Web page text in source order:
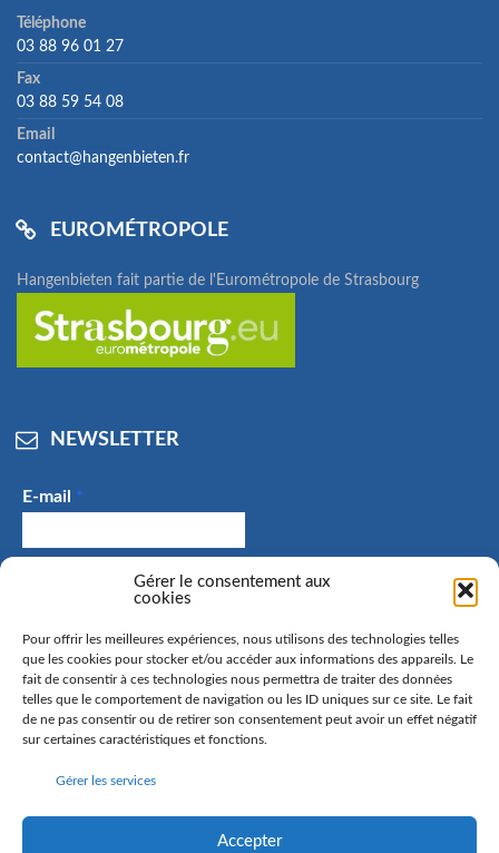
Gérer le consentement aux
cookies
Pour offrir les meilleures expériences, nous utilisons des technologies telles
que les cookies pour stocker et/ou accéder aux informations des appareils. Le
fait de consentir à ces technologies nous permettra de traiter des données
telles que le comportement de navigation ou les ID uniques sur ce site. Le fait
de ne pas consentir ou de retirer son consentement peut avoir un effet négatif
sur certaines caractéristiques et fonctions.
Gérer les services
Accepter
Téléphone
03 88 96 01 27
Fax
03 88 59 54 08
Email
contact@hangenbieten.fr
EUROMÉTROPOLE
Hangenbieten fait partie de l'Eurométropole de Strasbourg
NEWSLETTER
E-mail *
J'accepte de recevoir des e-mails et confirme avoir
pris connaissance de la politique de confidentialité.
La commune de Hangenbieten collecte votre adresse mail
afin de vous envoyer notre lettre d’information. Vous
en savoir plus sur la gestion de vos données personnelles
et pour exercer vos droits, rendez-vous sur la page
politique de confidentialité